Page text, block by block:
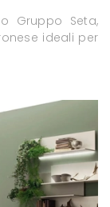
Gruppo Seta,
ideali per